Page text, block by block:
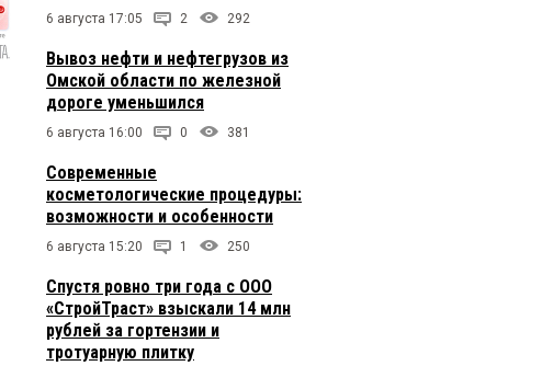
6 августа 17:05 2 292
Вывоз нефти и нефтегрузов из
Омской области по железной
дороге уменьшился
6 августа 16:00 0 381
Современные
косметологические процедуры:
возможности и особенности
6 августа 15:20 1 250
Спустя ровно три года с ООО
«СтройТраст» взыскали 14 млн
рублей за гортензии и
тротуарную плитку